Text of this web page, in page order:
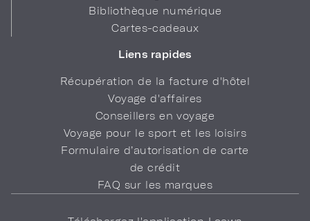
Bibliothèque numérique
Cartes-cadeaux
Liens rapides
Récupération de la facture d'hôtel
Voyage d'affaires
Conseillers en voyage
Voyage pour le sport et les loisirs
Formulaire d’autorisation de carte
de crédit
FAQ sur les marques